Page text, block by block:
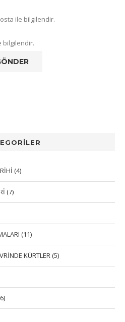
ile bilgilendir.
bilgilendir.
(4)
(7)
(11)
KÜRTLER (5)